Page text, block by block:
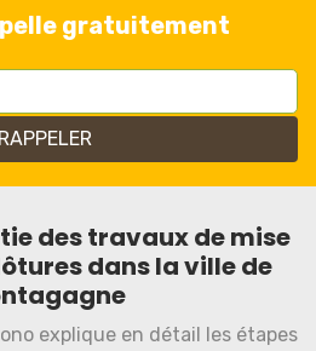
gratuitement
des travaux de mise
dans la ville de
explique en détail les étapes